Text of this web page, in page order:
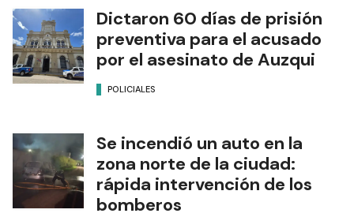
Dictaron 60 días de prisión
preventiva para el acusado
por el asesinato de Auzqui
POLICIALES
Se incendió un auto en la
zona norte de la ciudad:
rápida intervención de los
bomberos